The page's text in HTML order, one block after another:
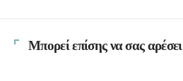
Μπορεί επίσης να σας αρέσει